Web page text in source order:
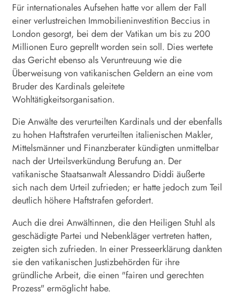
Für internationales Aufsehen hatte vor allem der Fall
einer verlustreichen Immobilieninvestition Beccius in
London gesorgt, bei dem der Vatikan um bis zu 200
Millionen Euro geprellt worden sein soll. Dies wertete
das Gericht ebenso als Veruntreuung wie die
Überweisung von vatikanischen Geldern an eine vom
Bruder des Kardinals geleitete
Wohltätigkeitsorganisation.
Die Anwälte des verurteilten Kardinals und der ebenfalls
zu hohen Haftstrafen verurteilten italienischen Makler,
Mittelsmänner und Finanzberater kündigten unmittelbar
nach der Urteilsverkündung Berufung an. Der
vatikanische Staatsanwalt Alessandro Diddi äußerte
sich nach dem Urteil zufrieden; er hatte jedoch zum Teil
deutlich höhere Haftstrafen gefordert.
Auch die drei Anwältinnen, die den Heiligen Stuhl als
geschädigte Partei und Nebenkläger vertreten hatten,
zeigten sich zufrieden. In einer Presseerklärung dankten
sie den vatikanischen Justizbehörden für ihre
gründliche Arbeit, die einen "fairen und gerechten
Prozess" ermöglicht habe.